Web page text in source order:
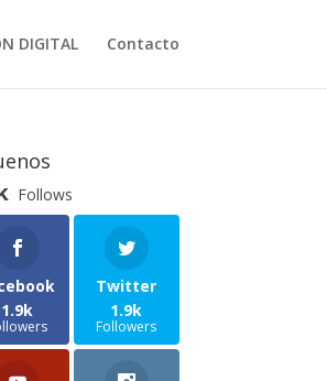
DIGITAL Contacto
Follows
1.9k
Twitter
1.9k
Followers